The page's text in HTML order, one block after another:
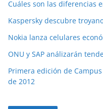
Cuáles son las diferencias
Kaspersky descubre
Nokia lanza celulares
ONU y SAP análizarán
Primera edición de
de 2012